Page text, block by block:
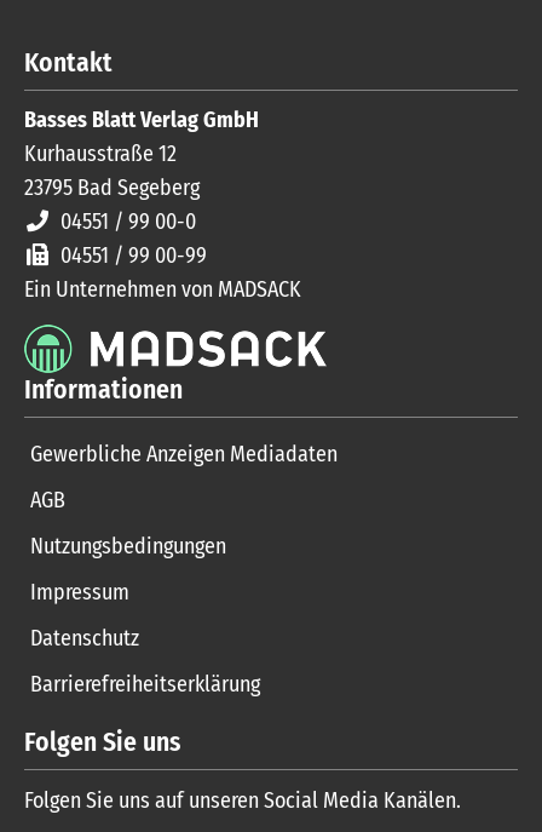
Kontakt
Basses Blatt Verlag GmbH
Kurhausstraße 12
23795 Bad Segeberg
04551 / 99 00-0
04551 / 99 00-99
Ein Unternehmen von MADSACK
Informationen
Gewerbliche Anzeigen Mediadaten
AGB
Nutzungsbedingungen
Impressum
Datenschutz
Barrierefreiheitserklärung
Folgen Sie uns
Folgen Sie uns auf unseren Social Media Kanälen.